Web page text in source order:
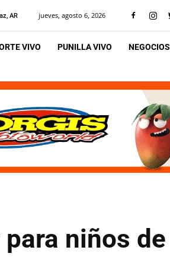
AR jueves, agosto 6, 2026
VIVO PUNILLA VIVO NEGOCIOS
niños de